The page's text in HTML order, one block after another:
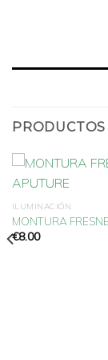
ILUMINACIÓN
MONTURA
€8.00